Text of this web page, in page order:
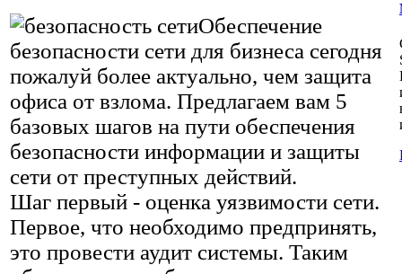
Обеспечение
безопасности сети для бизнеса сегодня
пожалуй более актуально, чем защита
офиса от взлома. Предлагаем вам 5
базовых шагов на пути обеспечения
безопасности информации и защиты
сети от преступных действий.
Шаг первый - оценка уязвимости сети.
Первое, что необходимо предпринять,
это провести аудит системы. Таким